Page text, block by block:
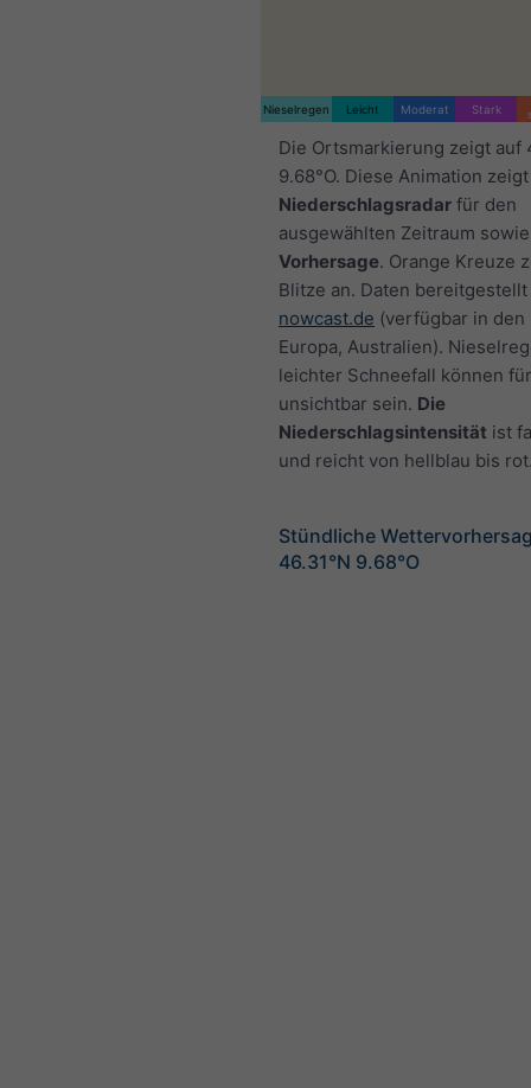
Nieselregen Leicht Moderat Stark
Die Ortsmarkierung zeigt auf
9.68°O. Diese Animation
Niederschlagsradar für den
ausgewählten Zeitraum
Vorhersage. Orange Kreuze
Blitze an. Daten
nowcast.de (verfügbar in den
Europa, Australien).
leichter Schneefall können
unsichtbar sein. Die
Niederschlagsintensität ist
und reicht von hellblau bis
Stündliche
46.31°N 9.68°O